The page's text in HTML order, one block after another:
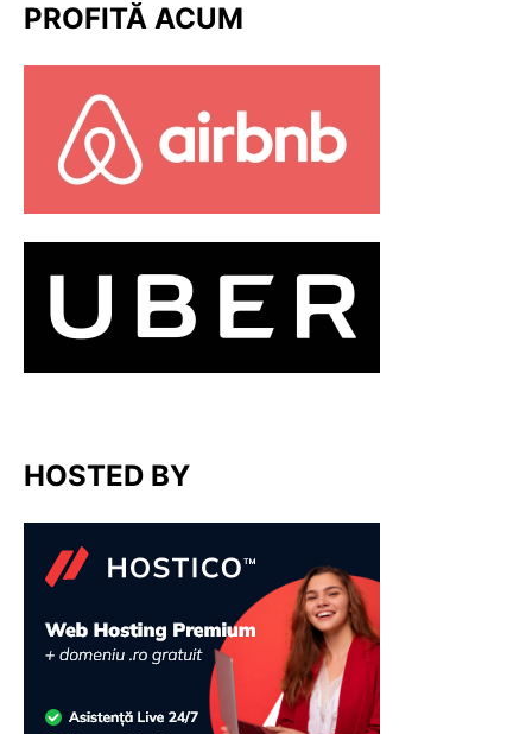
PROFITĂ ACUM
HOSTED BY